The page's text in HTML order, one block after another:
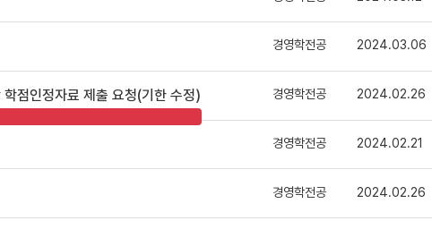
경영학전공 2024.03.06
점인정자료 제출 요청(기한 수정) 경영학전공 2024.02.26
경영학전공 2024.02.21
경영학전공 2024.02.26